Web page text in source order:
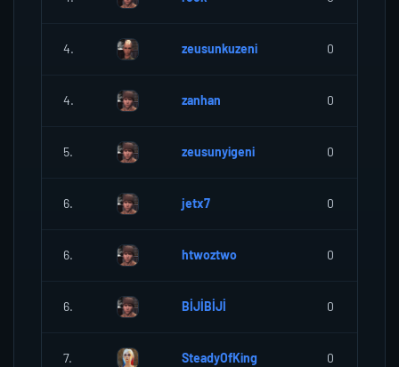
4. zeusunkuzeni 0
4. zanhan 0
5. zeusunyigeni 0
6. jetx7 0
6. htwoztwo 0
6. BİJİBİJİ 0
7. SteadyOfKing 0